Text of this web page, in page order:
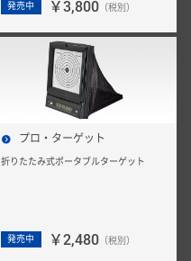
発売中 ￥3,800（税別）
プロ・ターゲット
折りたたみ式ポータブルターゲット
発売中 ￥2,480（税別）